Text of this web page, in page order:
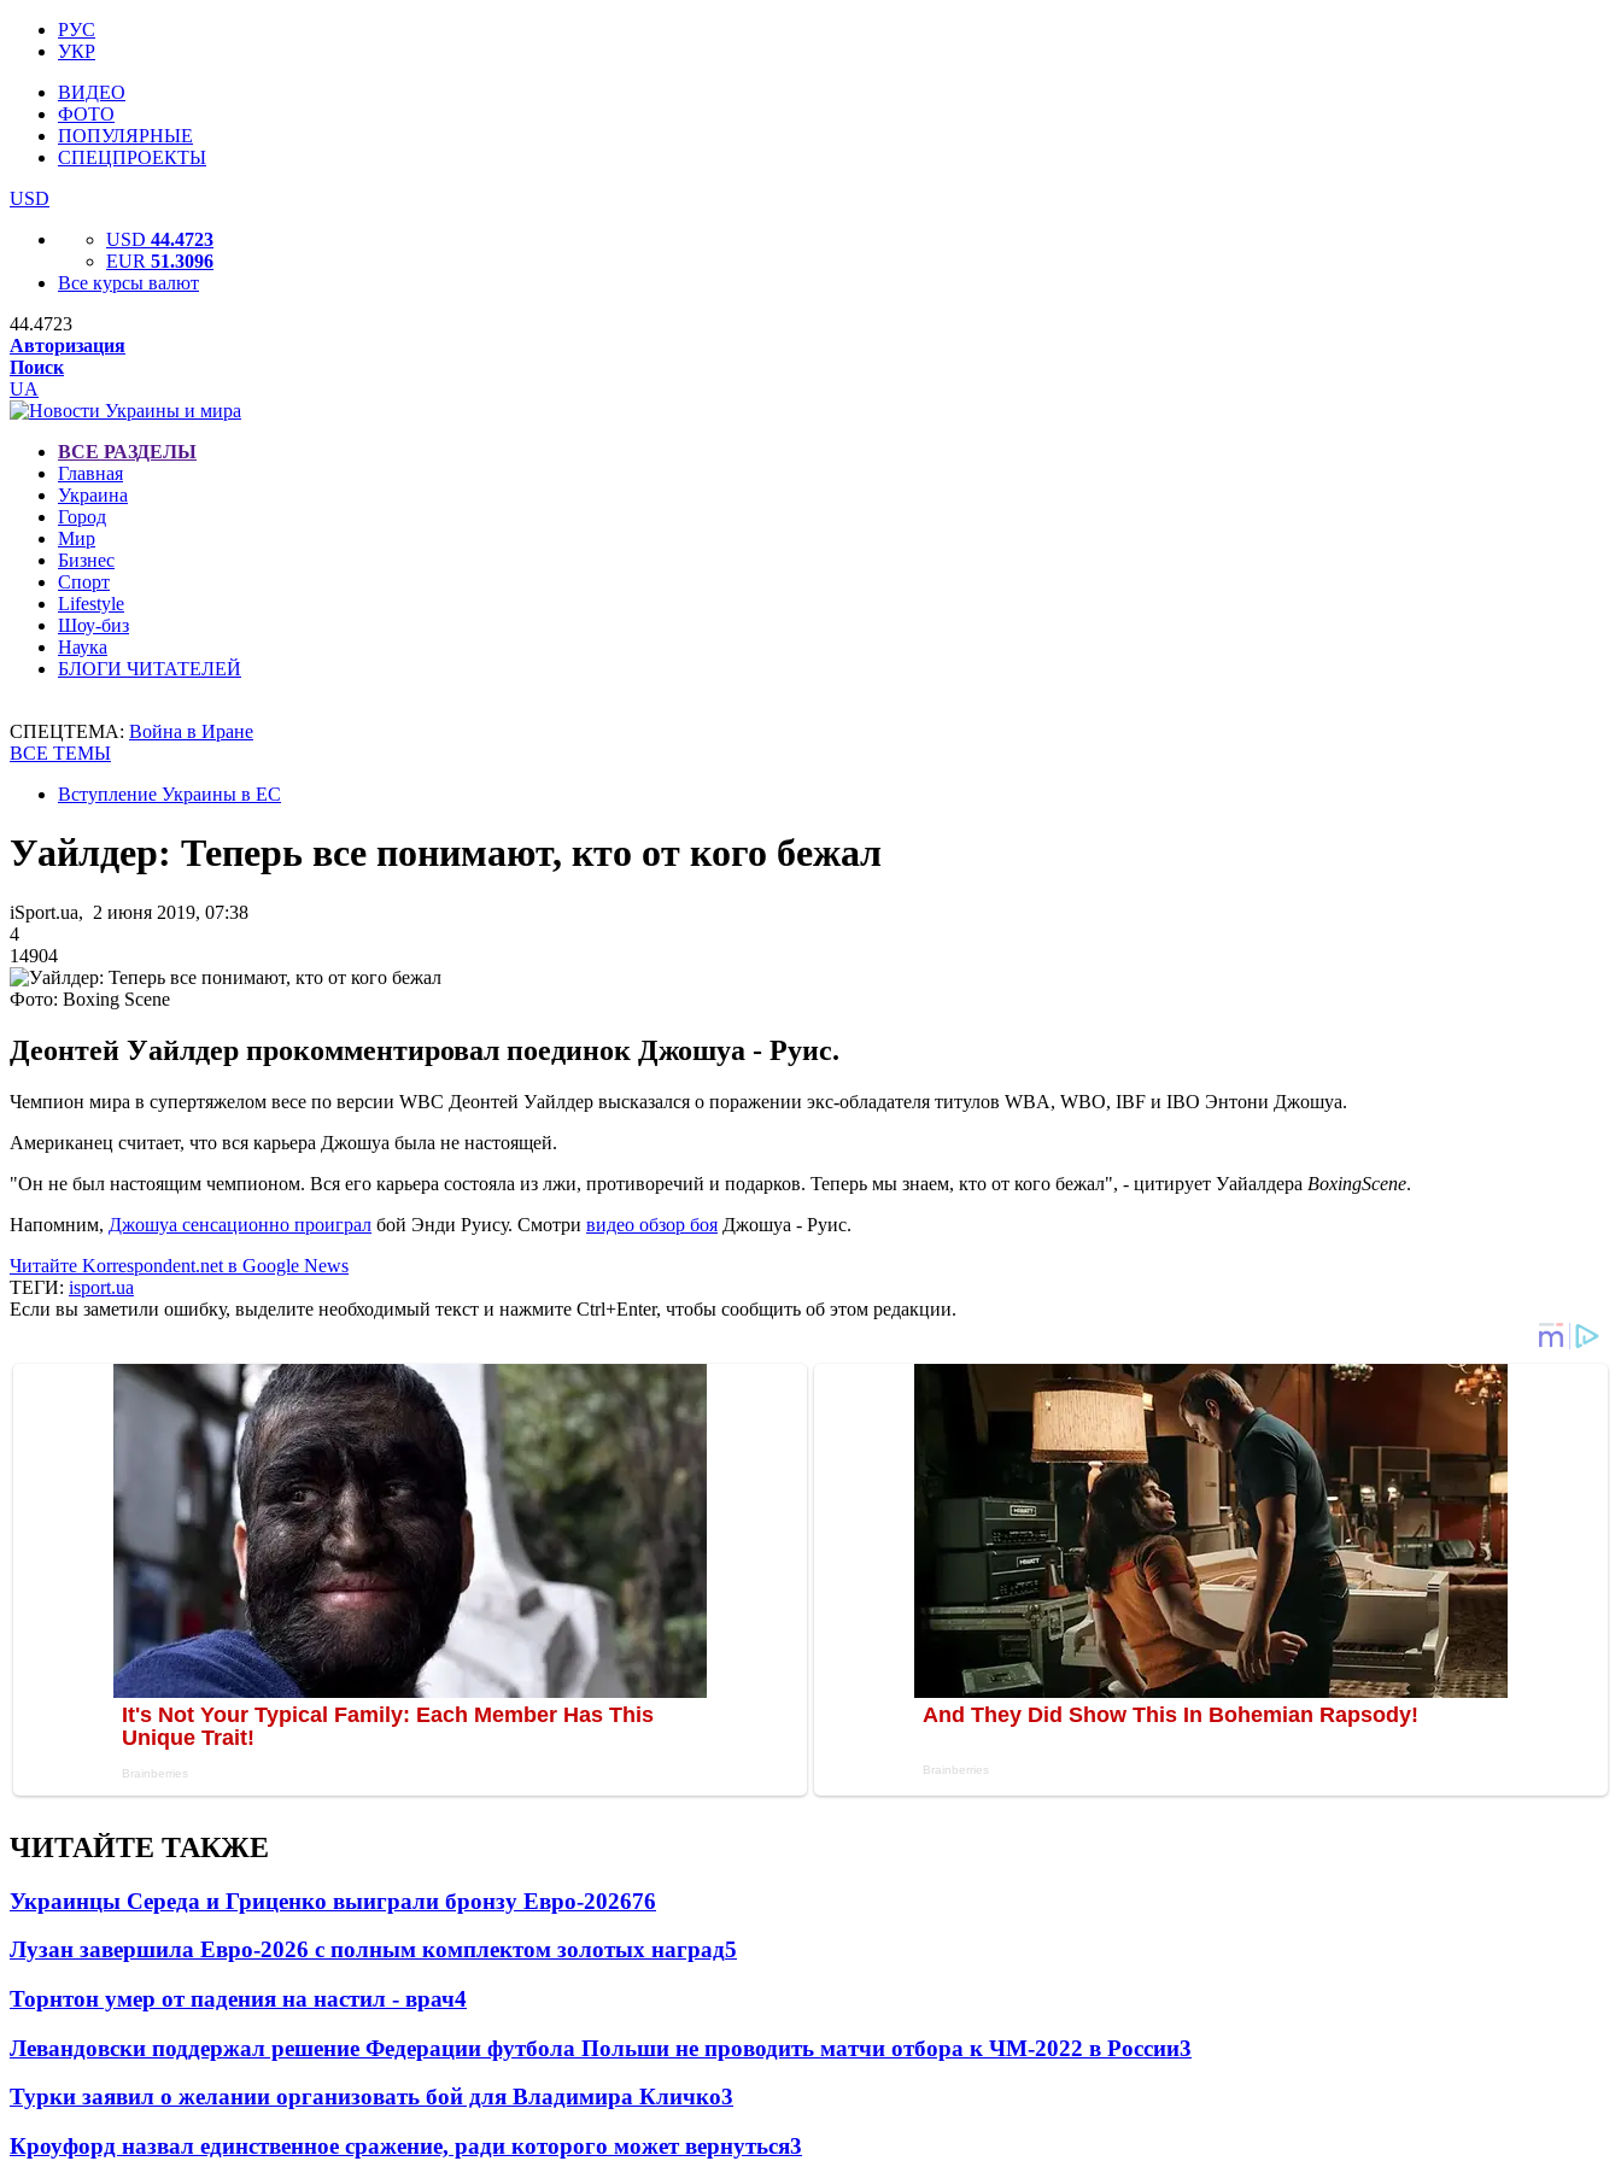
РУС
УКР
ВИДЕО
ФОТО
ПОПУЛЯРНЫЕ
СПЕЦПРОЕКТЫ
USD
USD 44.4723
EUR 51.3096
Все курсы валют
44.4723
Авторизация
Поиск
UA
ВСЕ РАЗДЕЛЫ
Главная
Украина
Город
Мир
Бизнес
Спорт
Lifestyle
Шоу-биз
Наука
БЛОГИ ЧИТАТЕЛЕЙ
СПЕЦТЕМА: Война в Иране
ВСЕ ТЕМЫ
Вступление Украины в ЕС
Уайлдер: Теперь все понимают, кто от кого бежал
iSport.ua, 2 июня 2019, 07:38
4
14904
Фото: Boxing Scene
Деонтей Уайлдер прокомментировал поединок Джошуа - Руис.
Чемпион мира в супертяжелом весе по версии WBC Деонтей Уайлдер высказался о поражении экс-обладателя титулов WBA, WBO, IBF и IBO Энтони Джошуа.
Американец считает, что вся карьера Джошуа была не настоящей.
"Он не был настоящим чемпионом. Вся его карьера состояла из лжи, противоречий и подарков. Теперь мы знаем, кто от кого бежал", - цитирует Уайалдера BoxingScene.
Напомним, Джошуа сенсационно проиграл бой Энди Руису. Смотри видео обзор боя Джошуа - Руис.
Читайте Korrespondent.net в Google News
ТЕГИ: isport.ua
Если вы заметили ошибку, выделите необходимый текст и нажмите Ctrl+Enter, чтобы сообщить об этом редакции.
ЧИТАЙТЕ ТАКЖЕ
Украинцы Середа и Гриценко выиграли бронзу Евро-202676
Лузан завершила Евро-2026 с полным комплектом золотых наград5
Торнтон умер от падения на настил - врач4
Левандовски поддержал решение Федерации футбола Польши не проводить матчи отбора к ЧМ-2022 в России3
Турки заявил о желании организовать бой для Владимира Кличко3
Кроуфорд назвал единственное сражение, ради которого может вернуться3